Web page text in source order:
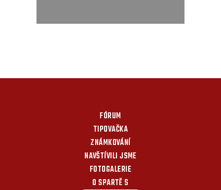
FÓRUM
TIPOVAČKA
ZNÁMKOVÁNÍ
NAVŠTÍVILI JSME
FOTOGALERIE
O SPARTĚ S